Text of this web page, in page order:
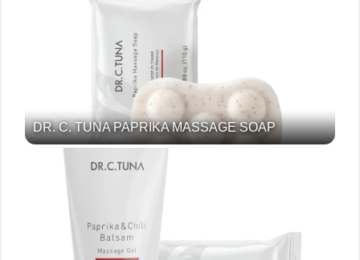
DR. C. TUNA PAPRIKA MASSAGE SOAP